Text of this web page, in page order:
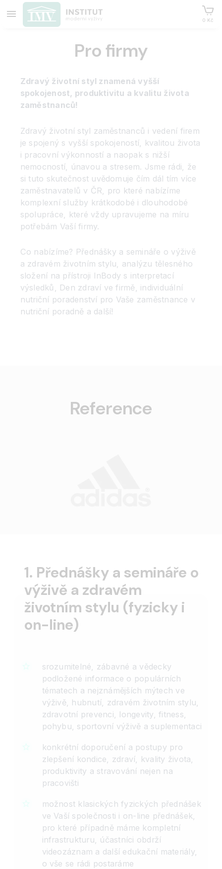
0 Kč
Pro firmy
Zdravý životní styl znamená vyšší
spokojenost, produktivitu a kvalitu života
zaměstnanců!
Zdravý životní styl zaměstnanců i vedení firem
je spojený s vyšší spokojeností, kvalitou života
i pracovní výkonností a naopak s nižší
nemocností, únavou a stresem. Jsme rádi, že
si tuto skutečnost uvědomuje čím dál tím více
zaměstnavatelů v ČR, pro které nabízíme
komplexní služby krátkodobé i dlouhodobé
spolupráce, které vždy upravujeme na míru
potřebám Vaší firmy.
Co nabízíme? Přednášky a semináře o výživě
a zdravém životním stylu, analýzu tělesného
složení na přístroji InBody s interpretací
výsledků, Den zdraví ve firmě, individuální
nutriční poradenství pro Vaše zaměstnance v
nutriční poradně a další!
Reference
1. Přednášky a semináře o
výživě a zdravém
životním stylu (fyzicky i
on-line)
srozumitelné, zábavné a vědecky
podložené informace o populárních
tématech a nejznámějších mýtech ve
výživě, hubnutí, zdravém životním stylu,
zdravotní prevenci, longevity, fitness,
pohybu, sportovní výživě a suplementaci
konkrétní doporučení a postupy pro
zlepšení kondice, zdraví, kvality života,
produktivity a stravování nejen na
pracovišti
možnost klasických fyzických přednášek
ve Vaší společnosti i on-line přednášek,
pro které případně máme kompletní
infrastrukturu, účastníci obdrží
videozáznam a další edukační materiály,
o vše se rádi postaráme